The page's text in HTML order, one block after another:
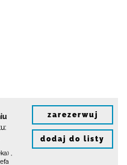
zarezerwuj
dodaj do listy